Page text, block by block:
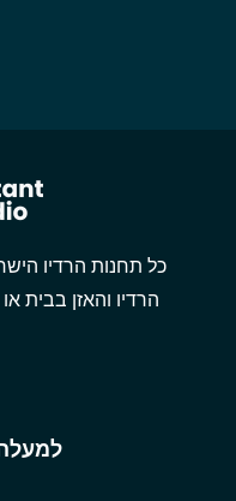
כל תחנות הרדיו
למעלה 5 תחנת